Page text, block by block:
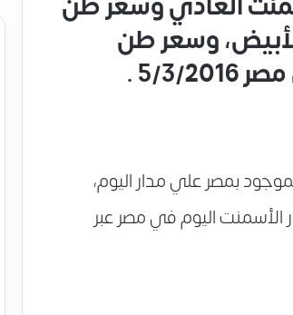
وسعر طن
.
بمصر علي مدار اليوم،
في مصر، نشرة أسعار الأسمنت اليوم في مصر عبر